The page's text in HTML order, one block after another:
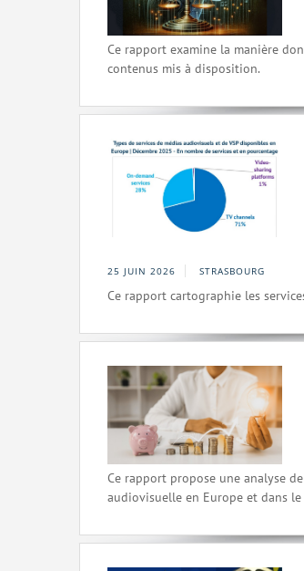
Ce rapport examine la manière
contenus mis à disposition.
25 JUIN 2026 STRASBOURG
Ce rapport cartographie les
Ce rapport propose une analyse
audiovisuelle en Europe et dans le